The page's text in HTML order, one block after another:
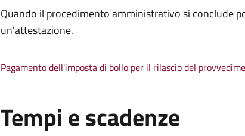
Quando il procedimento amministrativo si conclude
un'attestazione.
Pagamento dell'imposta di bollo per il rilascio del
Tempi e scadenze